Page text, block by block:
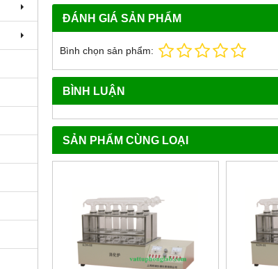
ĐÁNH GIÁ SẢN PHẨM
Bình chọn sản phẩm:
BÌNH LUẬN
SẢN PHẨM CÙNG LOẠI